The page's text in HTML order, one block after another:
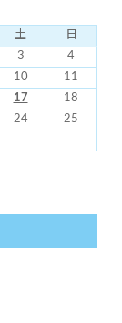
土
日
3
4
10
11
17
18
24
25